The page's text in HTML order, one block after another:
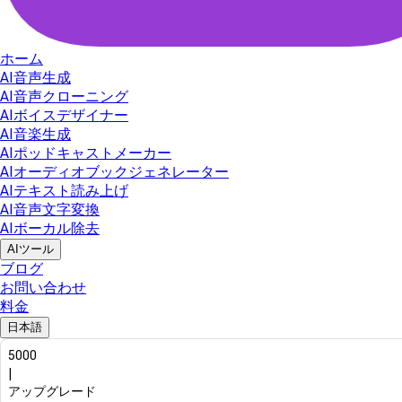
ホーム
AI音声生成
AI音声クローニング
AIボイスデザイナー
AI音楽生成
AIポッドキャストメーカー
AIオーディオブックジェネレーター
AIテキスト読み上げ
AI音声文字変換
AIボーカル除去
AIツール
ブログ
お問い合わせ
料金
日本語
5000
アップグレード